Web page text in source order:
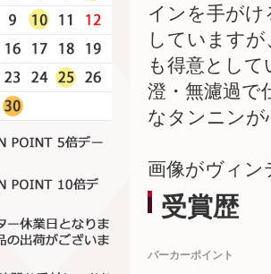
インを手が
しています
も得意とし
澄・無濾過で
なタンニンが
画像がヴィン
受賞歴
パーカーポイント